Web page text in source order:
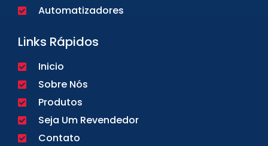
Automatizadores
Links Rápidos
Inicio
Sobre Nós
Produtos
Seja Um Revendedor
Contato